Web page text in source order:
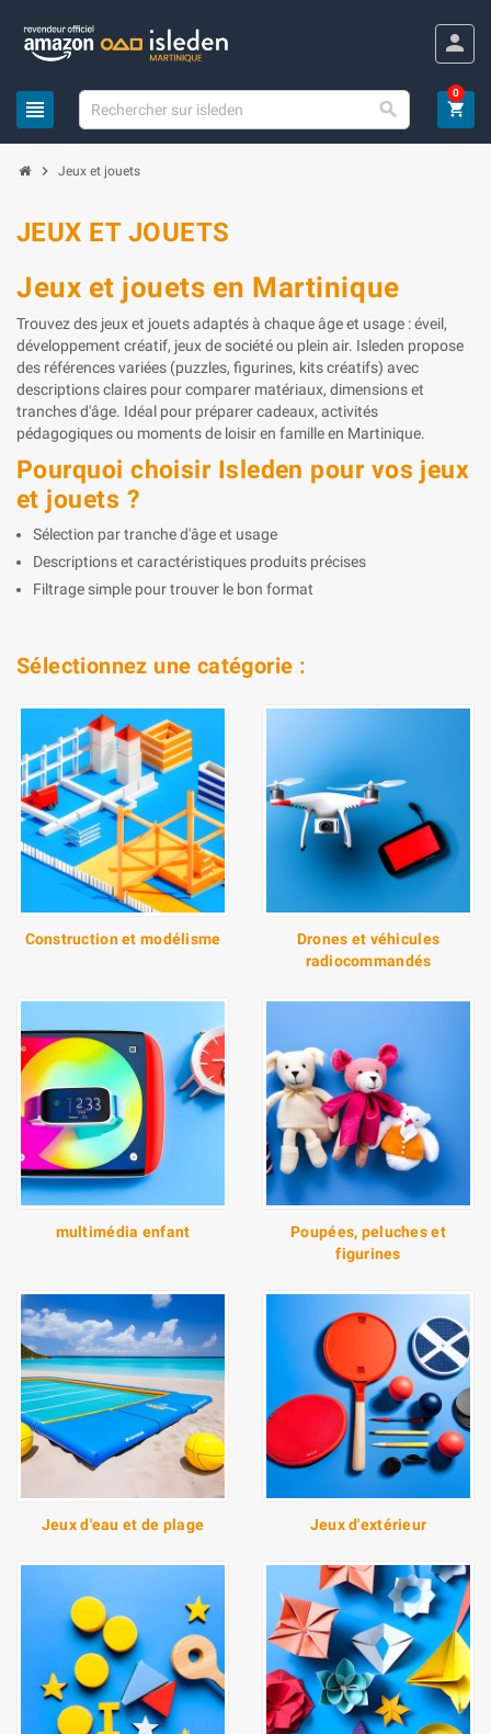
person
view_headline  shopping_cart
0
chevron_right Jeux et jouets
JEUX ET JOUETS
Jeux et jouets en Martinique
Trouvez des jeux et jouets adaptés à chaque âge et usage : éveil,
développement créatif, jeux de société ou plein air. Isleden propose
des références variées (puzzles, figurines, kits créatifs) avec
descriptions claires pour comparer matériaux, dimensions et
tranches d'âge. Idéal pour préparer cadeaux, activités
pédagogiques ou moments de loisir en famille en Martinique.
Pourquoi choisir Isleden pour vos jeux
et jouets ?
Sélection par tranche d'âge et usage
Descriptions et caractéristiques produits précises
Filtrage simple pour trouver le bon format
Sélectionnez une catégorie :
Construction et modélisme
Drones et véhicules
radiocommandés
multimédia enfant
Poupées, peluches et
figurines
Jeux d'eau et de plage Jeux d'extérieur